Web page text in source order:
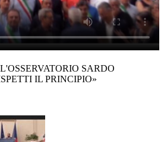
SARDO
IL PRINCIPIO»